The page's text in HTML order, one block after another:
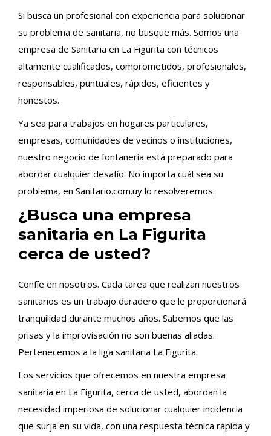
Si busca un profesional con experiencia para solucionar
su problema de sanitaria, no busque más. Somos una
empresa de Sanitaria en La Figurita con técnicos
altamente cualificados, comprometidos, profesionales,
responsables, puntuales, rápidos, eficientes y
honestos.
Ya sea para trabajos en hogares particulares,
empresas, comunidades de vecinos o instituciones,
nuestro negocio de fontanería está preparado para
abordar cualquier desafío. No importa cuál sea su
problema, en Sanitario.com.uy lo resolveremos.
¿Busca una empresa
sanitaria en La Figurita
cerca de usted?
Confíe en nosotros. Cada tarea que realizan nuestros
sanitarios es un trabajo duradero que le proporcionará
tranquilidad durante muchos años. Sabemos que las
prisas y la improvisación no son buenas aliadas.
Pertenecemos a la liga sanitaria La Figurita.
Los servicios que ofrecemos en nuestra empresa
sanitaria en La Figurita, cerca de usted, abordan la
necesidad imperiosa de solucionar cualquier incidencia
que surja en su vida, con una respuesta técnica rápida y